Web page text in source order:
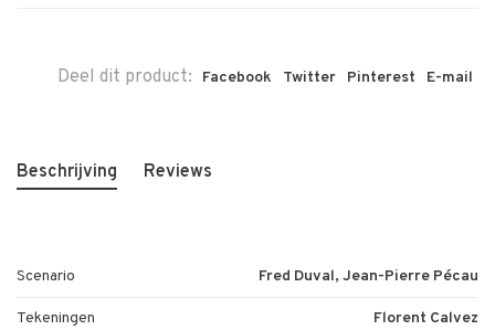
Deel dit product: Facebook Twitter Pinterest E-mail
Beschrijving Reviews
Scenario Fred Duval, Jean-Pierre Pécau
Tekeningen Florent Calvez